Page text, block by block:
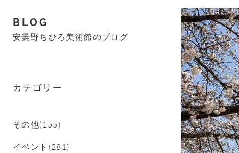
BLOG
安曇野ちひろ美術館のブログ
カテゴリー
その他(155)
イベント(281)